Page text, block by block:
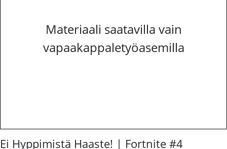
Materiaali saatavilla vain
vapaakappaletyöasemilla
Ei Hyppimistä Haaste! | Fortnite #4